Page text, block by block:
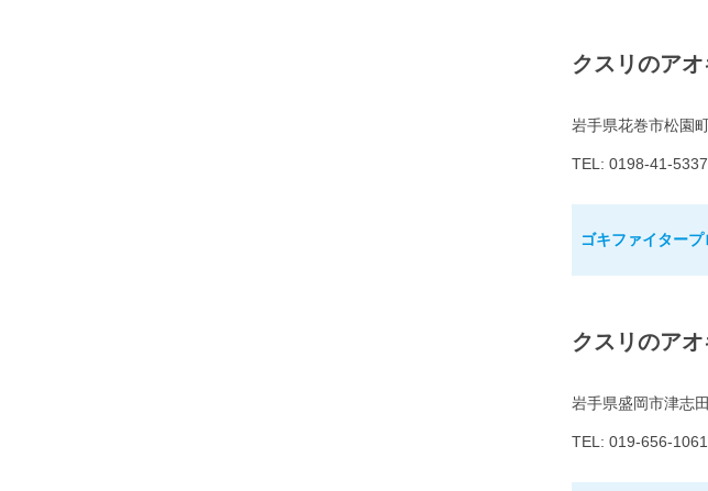
クスリのア
岩手県花巻市松園
TEL: 0198-41-5337
ゴキファイター
クスリのア
岩手県盛岡市津志
TEL: 019-656-1061